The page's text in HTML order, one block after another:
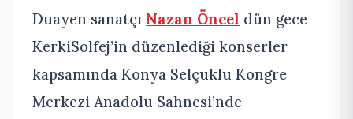
Duayen sanatçı Nazan Öncel dün gece
KerkiSolfej’in düzenlediği konserler
kapsamında Konya Selçuklu Kongre
Merkezi Anadolu Sahnesi’nde